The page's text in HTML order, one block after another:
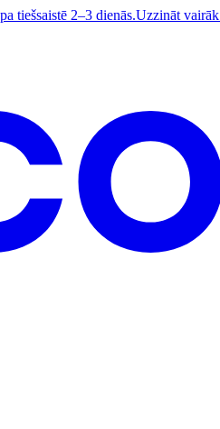
tiešsaistē 2–3 dienās.Uzzināt vairāk